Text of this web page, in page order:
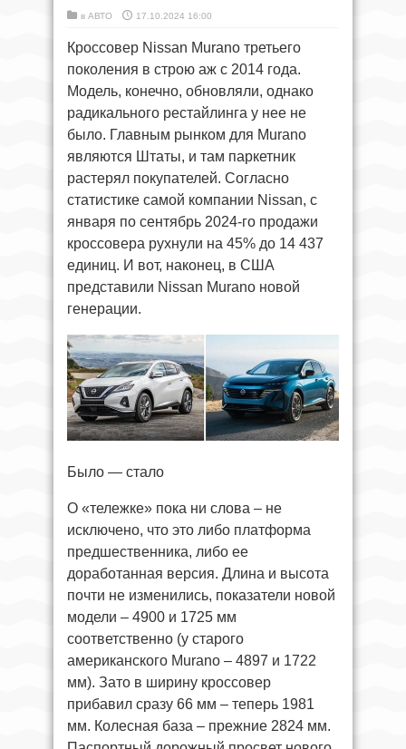
в АВТО 17.10.2024 16:00
Кроссовер Nissan Murano третьего
поколения в строю аж с 2014 года.
Модель, конечно, обновляли, однако
радикального рестайлинга у нее не
было. Главным рынком для Murano
являются Штаты, и там паркетник
растерял покупателей. Согласно
статистике самой компании Nissan, с
января по сентябрь 2024-го продажи
кроссовера рухнули на 45% до 14 437
единиц. И вот, наконец, в США
представили Nissan Murano новой
генерации.
Было — стало
О «тележке» пока ни слова – не
исключено, что это либо платформа
предшественника, либо ее
доработанная версия. Длина и высота
почти не изменились, показатели новой
модели – 4900 и 1725 мм
соответственно (у старого
американского Murano – 4897 и 1722
мм). Зато в ширину кроссовер
прибавил сразу 66 мм – теперь 1981
мм. Колесная база – прежние 2824 мм.